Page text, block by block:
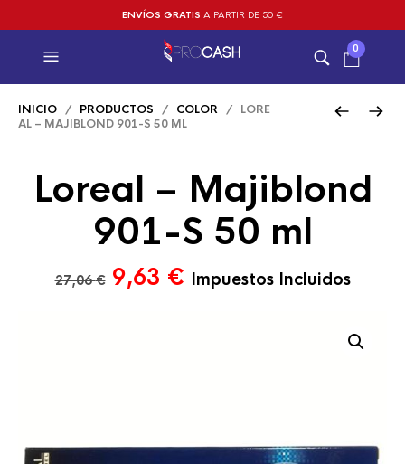
ENVÍOS GRATIS A PARTIR DE 50 €
0
INICIO / PRODUCTOS / COLOR / LORE
AL – MAJIBLOND 901-S 50 ML
Loreal – Majiblond
901-S 50 ml
27,06€ El
9,63 €El
precio
Impuestos Incluidos